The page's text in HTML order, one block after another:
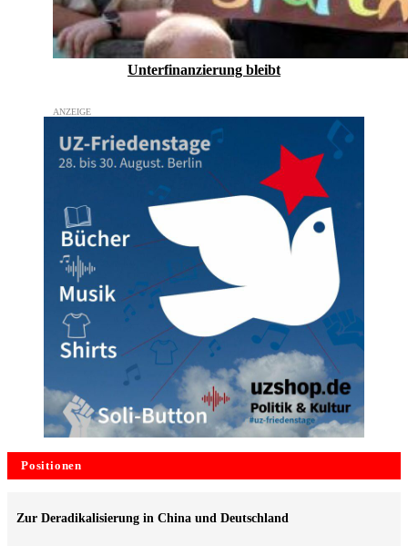
Unterfinanzierung bleibt
Positionen
Zur Deradikalisierung in China und Deutschland